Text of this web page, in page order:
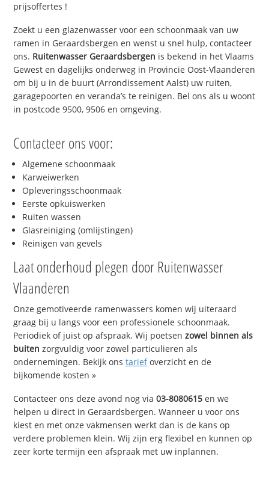
prijsoffertes !
Zoekt u een glazenwasser voor een schoonmaak van uw
ramen in Geraardsbergen en wenst u snel hulp, contacteer
ons. Ruitenwasser Geraardsbergen is bekend in het Vlaams
Gewest en dagelijks onderweg in Provincie Oost-Vlaanderen
om bij u in de buurt (Arrondissement Aalst) uw ruiten,
garagepoorten en veranda’s te reinigen. Bel ons als u woont
in postcode 9500, 9506 en omgeving.
Contacteer ons voor:
Algemene schoonmaak
Karweiwerken
Opleveringsschoonmaak
Eerste opkuiswerken
Ruiten wassen
Glasreiniging (omlijstingen)
Reinigen van gevels
Laat onderhoud plegen door Ruitenwasser
Vlaanderen
Onze gemotiveerde ramenwassers komen wij uiteraard
graag bij u langs voor een professionele schoonmaak.
Periodiek of juist op afspraak. Wij poetsenzowel binnen als
buiten zorgvuldig voor zowel particulieren als
ondernemingen. Bekijk onstariefoverzicht en de
bijkomende kosten »
Contacteer ons deze avond nog via03-8080615 en we
helpen u direct in Geraardsbergen. Wanneer u voor ons
kiest en met onze vakmensen werkt dan is de kans op
verdere problemen klein. Wij zijn erg flexibel en kunnen op
zeer korte termijn een afspraak met uw inplannen.